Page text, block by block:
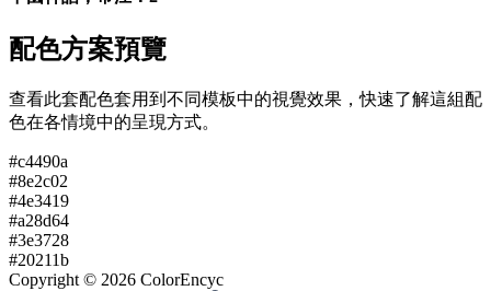
配色方案預覽
查看此套配色套用到不同模板中的視覺效果，快速了解這組配
色在各情境中的呈現方式。
#c4490a
#8e2c02
#4e3419
#a28d64
#3e3728
#20211b
Copyright © 2026 ColorEncyc